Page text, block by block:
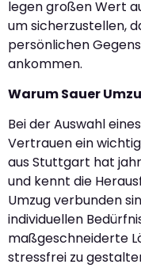
legen großen Wert
um sicherzustellen,
persönlichen
ankommen.
Warum Sauer
Bei der Auswahl
Vertrauen ein
aus Stuttgart hat
und kennt die
Umzug verbunden
individuellen
maßgeschneiderte
stressfrei zu